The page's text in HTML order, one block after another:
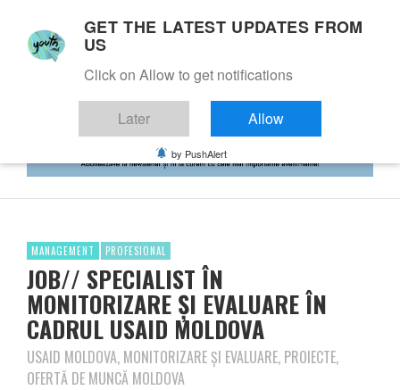
MANAGEMENT PROFESIONAL
JOB// SPECIALIST ÎN
MONITORIZARE ȘI EVALUARE ÎN
CADRUL USAID MOLDOVA
USAID MOLDOVA, MONITORIZARE ȘI EVALUARE, PROIECTE,
OFERTĂ DE MUNCĂ MOLDOVA
GET THE LATEST UPDATES FROM
US
Click on Allow to get notifications
Later Allow
by PushAlert